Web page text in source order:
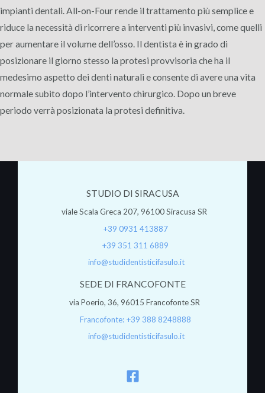
impianti dentali. All-on-Four rende il trattamento più semplice e
riduce la necessità di ricorrere a interventi più invasivi, come quelli
per aumentare il volume dell’osso. Il dentista è in grado di
posizionare il giorno stesso la protesi provvisoria che ha il
medesimo aspetto dei denti naturali e consente di avere una vita
normale subito dopo l’intervento chirurgico. Dopo un breve
periodo verrà posizionata la protesi definitiva.
STUDIO DI SIRACUSA
viale Scala Greca 207, 96100 Siracusa SR
+39 0931 413887
+39 351 311 6889
info@studidentisticifasulo.it
SEDE DI FRANCOFONTE
via Poerio, 36, 96015 Francofonte SR
Francofonte: +39 388 8248888
info@studidentisticifasulo.it